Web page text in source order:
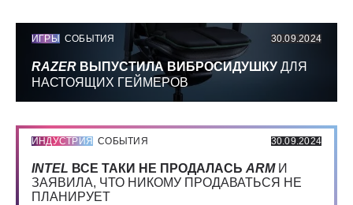
ИГРЫ СОБЫТИЯ 30.09.2024
RAZER ВЫПУСТИЛА ВИБРОСИДУШКУ ДЛЯ
НАСТОЯЩИХ ГЕЙМЕРОВ
ИНДУСТРИЯ СОБЫТИЯ 30.09.2024
INTEL ВСЕ ТАКИ НЕ ПРОДАЛАСЬ ARMИ
ЗАЯВИЛА, ЧТО НИКОМУ ПРОДАВАТЬСЯ НЕ
ПЛАНИРУЕТ